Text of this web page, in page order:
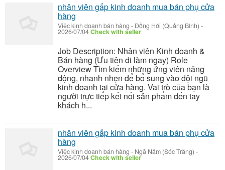
nhân viên gấp kinh doanh mua bán phụ cửa
hàng
Việc kinh doanh bán hàng -Đồng Hới (Quảng Bình) -
2026/07/04Check with seller
Job Description: Nhân viên Kinh doanh &
Bán hàng (Ưu tiên đi làm ngay) Role
Overview Tìm kiếm những ứng viên năng
động, nhanh nhẹn để bổ sung vào đội ngũ
kinh doanh tại cửa hàng. Vai trò của bạn là
người trực tiếp kết nối sản phẩm đến tay
khách h...
nhân viên gấp kinh doanh mua bán phụ cửa
hàng
Việc kinh doanh bán hàng - Ngã Năm (Sóc Trăng) -
2026/07/04Check with seller